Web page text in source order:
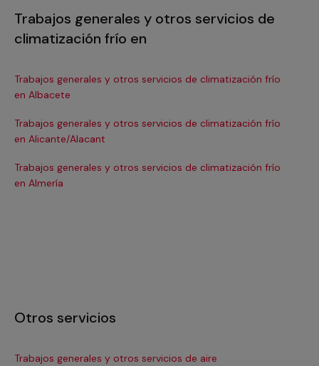
Trabajos generales y otros servicios de
climatización frío en
Trabajos generales y otros servicios de climatización frío
en Albacete
Trabajos generales y otros servicios de climatización frío
en Alicante/Alacant
Trabajos generales y otros servicios de climatización frío
en Almería
Otros servicios
Trabajos generales y otros servicios de aire